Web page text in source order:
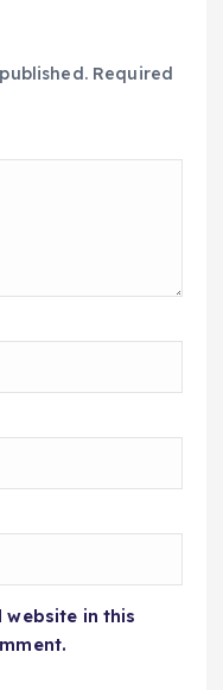
Required
website in this